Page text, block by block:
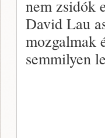
nem zsidók
David Lau
mozgalmak
semmilyen